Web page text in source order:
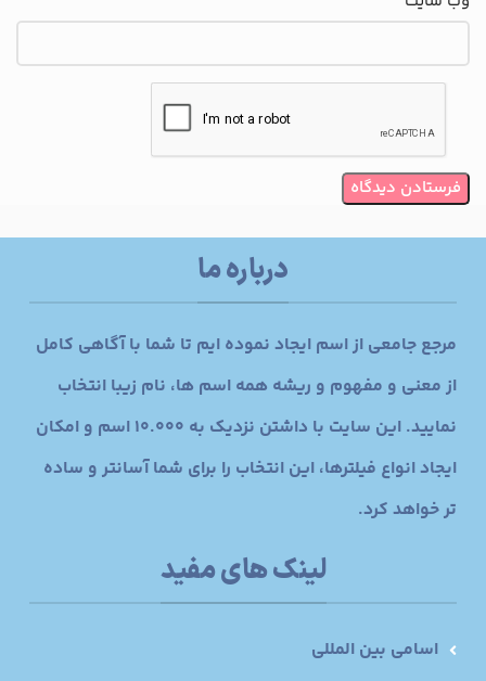
درباره ما
مرجع جامعی از اسم ایجاد نموده ایم تا شما با آگاهی کامل
از معنی و مفهوم و ریشه همه اسم ها، نام زیبا انتخاب
نمایید. این سایت با داشتن نزدیک به 10.000 اسم و امکان
ایجاد انواع فیلترها، این انتخاب را برای شما آسانتر و ساده
تر خواهد کرد.
لینک های مفید
اسامی بین المللی